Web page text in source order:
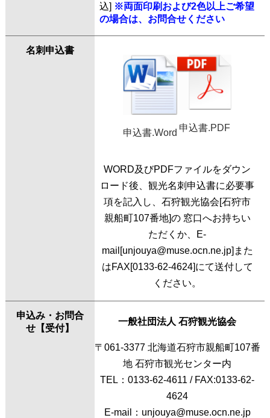
込] ※両面印刷および2色以上ご希望
の場合は、お問合せください
名刺申込書
申込書.Word 申込書.PDF
WORD及びPDFファイルをダウン
ロード後、観光名刺申込書に必要事
項を記入し、石狩観光協会[石狩市
親船町107番地]の 窓口へお持ちい
ただくか、E-
mail[unjouya@muse.ocn.ne.jp]また
はFAX[0133-62-4624]にて送付して
ください。
申込み・お問合
せ【受付】
一般社団法人 石狩観光協会
〒061-3377 北海道石狩市親船町107番
地 石狩市観光センター内
TEL： 0133-62-4611 / FAX:0133-62-
4624
E-mail： unjouya@muse.ocn.ne.jp